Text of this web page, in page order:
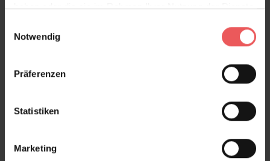
haben oder die sie im Rahmen Ihrer Nutzung der Dienste
Notwendig
Präferenzen
Statistiken
Marketing